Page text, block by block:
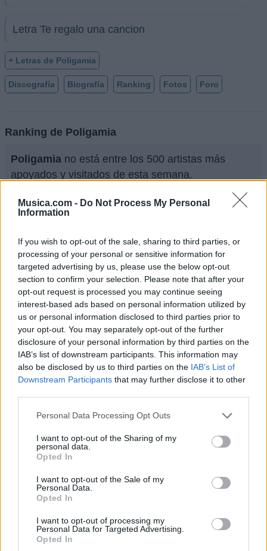
Musica.com - Do Not Process My Personal
Information
If you wish to opt-out of the sale, sharing to third parties, or
processing of your personal or sensitive information for
targeted advertising by us, please use the below opt-out
section to confirm your selection. Please note that after your
opt-out request is processed you may continue seeing
interest-based ads based on personal information utilized by
us or personal information disclosed to third parties prior to
your opt-out. You may separately opt-out of the further
disclosure of your personal information by third parties on the
IAB’s list of downstream participants. This information may
also be disclosed by us to third parties on the IAB’s List of
Downstream Participants that may further disclose it to other
Personal Data Processing Opt Outs
I want to opt-out of the Sharing of my
personal data.
Opted In
I want to opt-out of the Sale of my
Personal Data.
Opted In
I want to opt-out of processing my
Personal Data for Targeted Advertising.
Opted In
Letra Te regalo una cancion
+ Letras de Poligamia
Discografía Biografía Ranking Fotos Foro
Ranking de Poligamia
Poligamia no está entre los 500 artistas más
apoyados y visitados de esta semana.
2
Ranking de Poligamia TOP Música
Comentar Letra
Comenta o pregunta lo que desees sobre Poligamia o
'Casualidad'
Comentarios (1)